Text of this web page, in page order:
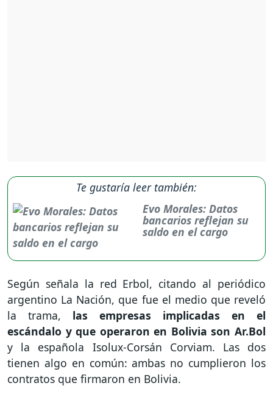
Te gustaría leer también:
Evo Morales: Datos
bancarios reflejan su
saldo en el cargo
Según señala la red Erbol, citando al periódico
argentino La Nación, que fue el medio que reveló
la trama, las empresas implicadas en el
escándalo y que operaron en Bolivia son Ar.Bol
y la española Isolux-Corsán Corviam. Las dos
tienen algo en común: ambas no cumplieron los
contratos que firmaron en Bolivia.